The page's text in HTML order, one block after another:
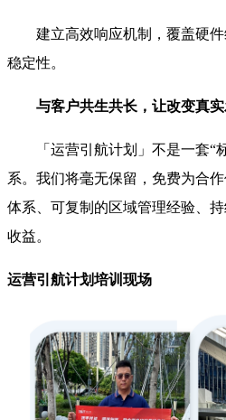
建立高效响应机制，覆盖硬
稳定性。
与客户共生共长，让改变真
「运营引航计划」不是一套
系。我们将毫无保留，免费为合
体系、可复制的区域管理经验、
收益。
运营引航计划培训现场